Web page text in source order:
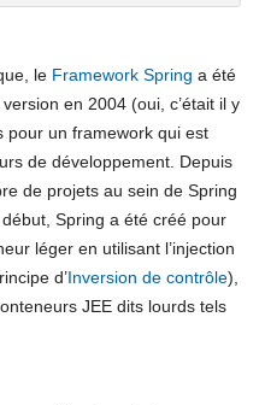
le Framework Spring a été
en 2004 (oui, c’était il y
pour un framework qui est
de développement. Depuis
de projets au sein de Spring
Spring a été créé pour
léger en utilisant l’injection
d’Inversion de contrôle),
JEE dits lourds tels